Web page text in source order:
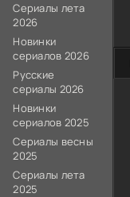
Сериалы лета
2026
Новинки
сериалов 2026
Русские
сериалы 2026
Новинки
сериалов 2025
Сериалы весны
2025
Сериалы лета
2025